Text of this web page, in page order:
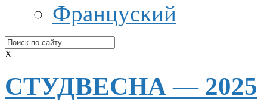
Француский
X
СТУДВЕСНА — 2025